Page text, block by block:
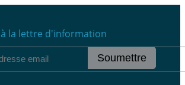
la lettre d'information
Soumettre